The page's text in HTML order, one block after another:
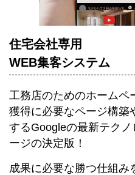
住宅会社専用
WEB集客システム
工務店のためのホームペ
獲得に必要なページ構築
するGoogleの最新テク
ージの決定版！
成果に必要な勝つ仕組み